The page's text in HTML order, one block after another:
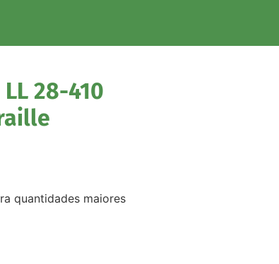
28-410
quantidades maiores